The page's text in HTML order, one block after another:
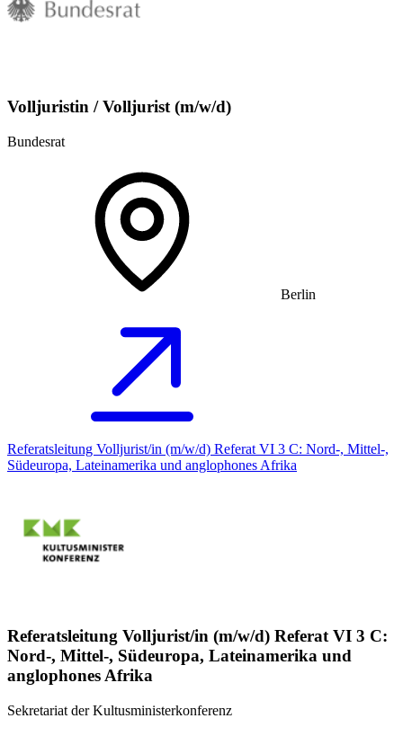
Volljuristin / Volljurist (m/w/d)
Bundesrat
Berlin
Referatsleitung Volljurist/in (m/w/d) Referat VI 3 C: Nord-, Mittel-,
Südeuropa, Lateinamerika und anglophones Afrika
Referatsleitung Volljurist/in (m/w/d) Referat VI 3 C:
Nord-, Mittel-, Südeuropa, Lateinamerika und
anglophones Afrika
Sekretariat der Kultusministerkonferenz